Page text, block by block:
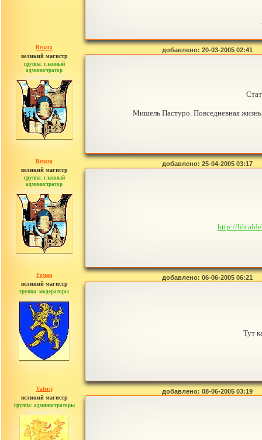
Renata
великий магистр
группа: главный
администратор
сообщений: 2765
добавлено: 20-03-2005 02:41
Мишель Пастуро. Повседневная
Renata
великий магистр
группа: главный
администратор
сообщений: 2765
добавлено: 25-04-2005 03:17
http://
Роман
великий магистр
группа: модераторы
сообщений: 1557
добавлено: 06-06-2005 06:21
Тут
Valerij
великий магистр
группа: администраторы
сообщений: 3753
добавлено: 08-06-2005 03:19